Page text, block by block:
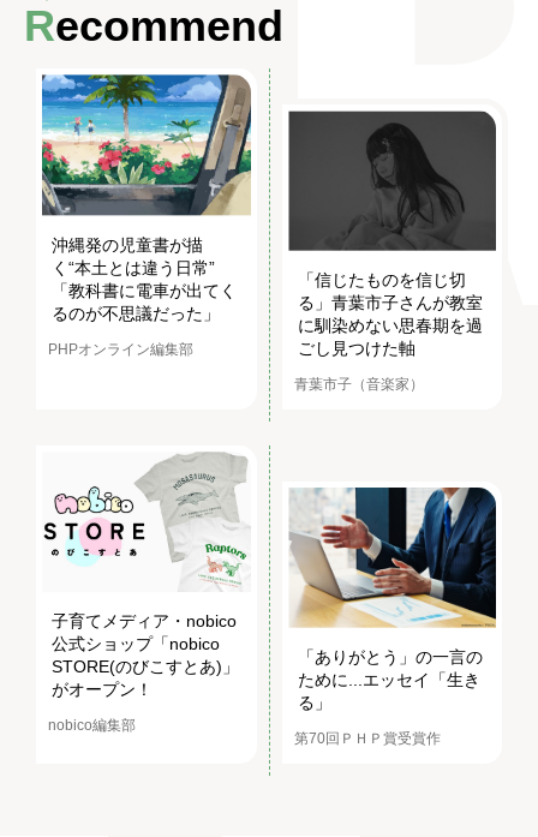
Recommend
沖縄発の児童書が描
く“本土とは違う日常”
「教科書に電車が出てく
るのが不思議だった」
PHPオンライン編集部
「信じたものを信じ切
る」青葉市子さんが教室
に馴染めない思春期を過
ごし見つけた軸
青葉市子（音楽家）
子育てメディア・nobico
公式ショップ「nobico
STORE(のびこすとあ)」
がオープン！
nobico編集部
「ありがとう」の一言の
ために...エッセイ「生き
る」
第70回ＰＨＰ賞受賞作